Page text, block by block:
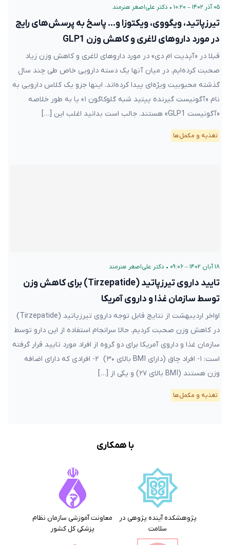
۰۵ آذر ۱۴۰۲ – ۱۰:۲۰ • دکتر علی‌اصغر هنرمند
تیرزپاتید، ویگووی، ویکتوزا و… پاسخ به پرسش‌های رایج
در مورد داروهای لاغری و کاهش وزن GLP1
قبلا در «آپدیت ام دی» در مورد داروهای لاغری و کاهش وزن زیاد
صحبت کرده‌ایم. در میان آنها یک دسته دارویی خاص طی چند سال
گذشته محبوبیت ویژه‌ای پیدا کرده‌اند. اینها جزو یک کلاس دارویی به
نام «آگونیست گیرنده پپتید شبه گلوکاگون ۱» یا به طور خلاصه
«آگونیست GLP1» هستند. جالب است بدانید اغلب این […]
تغذیه و مکمل‌ها
۱۸ آبان ۱۴۰۲ – ۰۹:۰۶ • دکتر علی‌اصغر هنرمند
تایید داروی تیرزپاتید (Tirzepatide) برای کاهش وزن
توسط سازمان غذا و داروی آمریکا
اواخر اردیبهشت از نتایج قابل توجه داروی تیرزپاتید (Tirzepatide)
در کاهش وزن صحبت کردیم. حالا سرانجام استفاده از این دارو توسط
سازمان غذا و داروی آمریکا برای دو گروه از افراد مورد تایید قرار گرفته
است: ۱- افراد چاق (دارای BMI بالای ۳۰) ۲- افرادی که دارای اضافه
وزن هستند (BMI بالای ۲۷) و یکی از […]
تغذیه و مکمل‌ها
با همکاری
پژوهشکده آینده پژوهی در
سلامت
معاونت آموزشی سازمان نظام
پزشکی کل کشور